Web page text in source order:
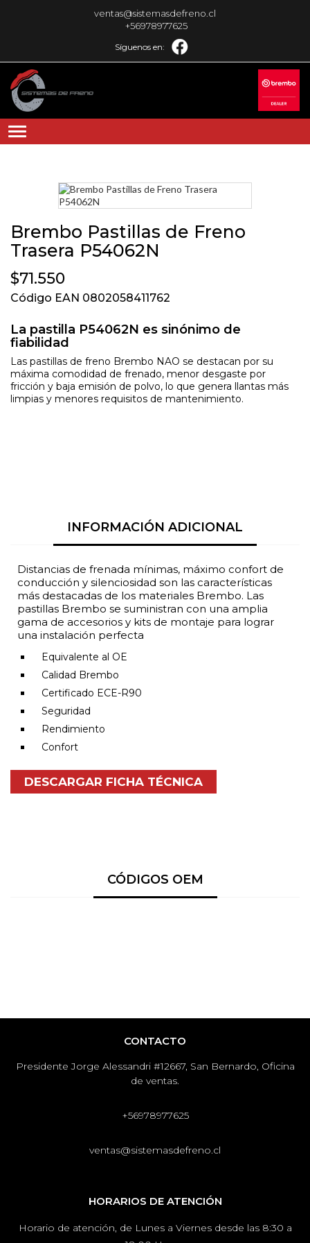
ventas@sistemasdefreno.cl
+56978977625
Síguenos en:
Brembo Pastillas de Freno
Trasera P54062N
$71.550
Código EAN 0802058411762
La pastilla P54062N es sinónimo de
fiabilidad
Las pastillas de freno Brembo NAO se destacan por su
máxima comodidad de frenado, menor desgaste por
fricción y baja emisión de polvo, lo que genera llantas más
limpias y menores requisitos de mantenimiento.
INFORMACIÓN ADICIONAL
Distancias de frenada mínimas, máximo confort de
conducción y silenciosidad son las características
más destacadas de los materiales Brembo. Las
pastillas Brembo se suministran con una amplia
gama de accesorios y kits de montaje para lograr
una instalación perfecta
Equivalente al OE
Calidad Brembo
Certificado ECE-R90
Seguridad
Rendimiento
Confort
DESCARGAR FICHA TÉCNICA
CÓDIGOS OEM
CONTACTO
Presidente Jorge Alessandri #12667, San Bernardo, Oficina
de ventas.
+56978977625
ventas@sistemasdefreno.cl
HORARIOS DE ATENCIÓN
Horario de atención, de Lunes a Viernes desde las 8:30 a